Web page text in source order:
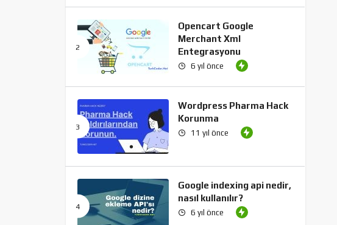
Opencart Google
Merchant Xml
Entegrasyonu
6 yıl önce
Wordpress Pharma Hack
Korunma
11 yıl önce
Google indexing api nedir,
nasıl kullanılır?
6 yıl önce